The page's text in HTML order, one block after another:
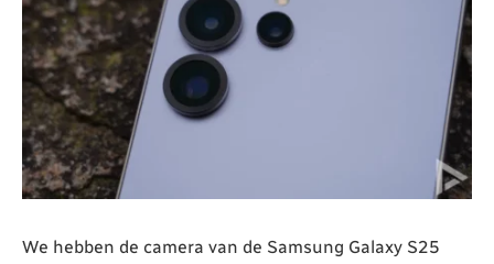
We hebben de camera van de Samsung Galaxy S25